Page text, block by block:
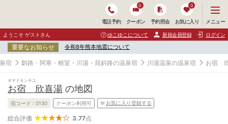
電話予約 クーポン
0
予約照会 お気に入り
0
ニ
ュ
ー
開
く
メニュー
ようこそ ゲストさん ゆこゆこについて 新規会員登録 ログイン
重要なお知らせ 令和8年熊本地震について
宿 釧路・阿寒・根室・川湯・屈斜路の温泉宿 川湯温泉の温泉宿 お宿
オヤドキンキユ
お宿 欣喜湯 の地図
宿コード : 0130 クーポン利用可 お気に入り登録する
総合評価 3.77点